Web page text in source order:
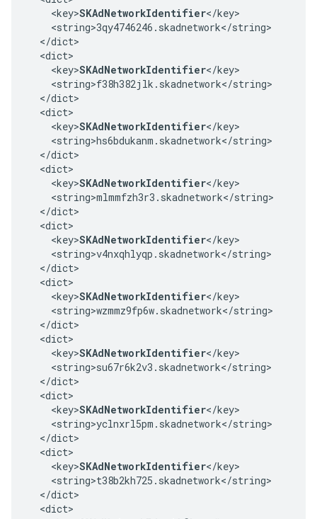
    <key>
SKAdNetworkIdentifier</key>
    <string>3qy4746246.skadnetwork</string>
  </dict>
  <dict>
    <key>
SKAdNetworkIdentifier</key>
    <string>f38h382jlk.skadnetwork</string>
  </dict>
  <dict>
    <key>
SKAdNetworkIdentifier</key>
    <string>hs6bdukanm.skadnetwork</string>
  </dict>
  <dict>
    <key>
SKAdNetworkIdentifier</key>
    <string>mlmmfzh3r3.skadnetwork</string>
  </dict>
  <dict>
    <key>
SKAdNetworkIdentifier</key>
    <string>v4nxqhlyqp.skadnetwork</string>
  </dict>
  <dict>
    <key>
SKAdNetworkIdentifier</key>
    <string>wzmmz9fp6w.skadnetwork</string>
  </dict>
  <dict>
    <key>
SKAdNetworkIdentifier</key>
    <string>su67r6k2v3.skadnetwork</string>
  </dict>
  <dict>
    <key>
SKAdNetworkIdentifier</key>
    <string>yclnxrl5pm.skadnetwork</string>
  </dict>
  <dict>
    <key>
SKAdNetworkIdentifier</key>
    <string>t38b2kh725.skadnetwork</string>
  </dict>
  <dict>